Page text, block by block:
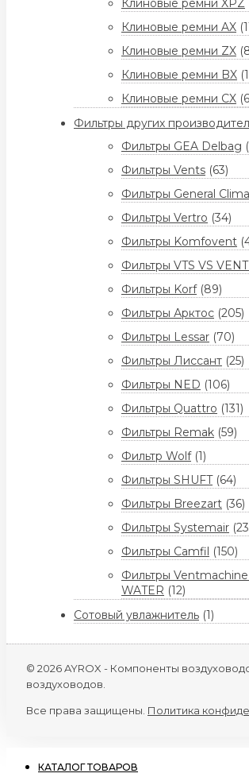
Клиновые ремни XPZ
Клиновые ремни AX
Клиновые ремни ZX
Клиновые ремни BX
Клиновые ремни CX
Фильтры других
Фильтры GEA Delbag
Фильтры Vents (63)
Фильтры General
Фильтры Vertro (34)
Фильтры Komfovent
Фильтры VTS VS
Фильтры Korf (89)
Фильтры Арктос (205)
Фильтры Lessar (70)
Фильтры Лиссант (25)
Фильтры NED (106)
Фильтры Quattro (131)
Фильтры Remak (59)
Фильтр Wolf (1)
Фильтры SHUFT (64)
Фильтры Breezart (36)
Фильтры Systemair
Фильтры Camfil (150)
Фильтры
WATER (12)
Сотовый увлажнитель (1)
© 2026 AYROX - Компоненты
воздуховодов.
Все права защищены. Политика
КАТАЛОГ ТОВАРОВ